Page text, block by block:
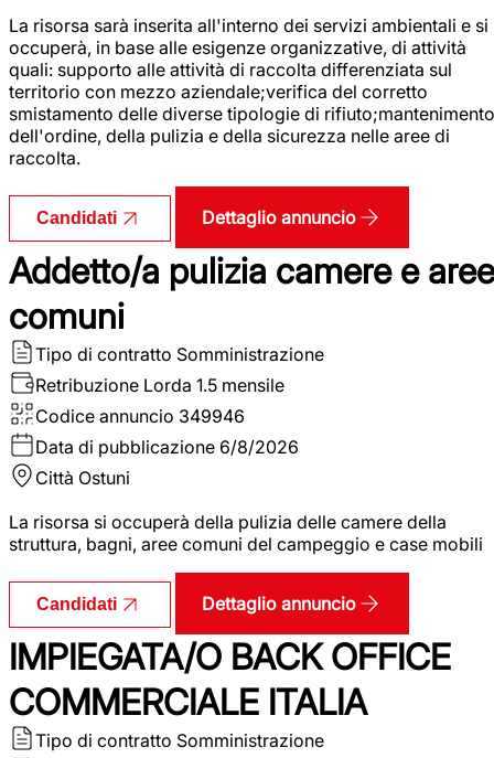
La risorsa sarà inserita all'interno dei servizi ambientali e si
occuperà, in base alle esigenze organizzative, di attività
quali: supporto alle attività di raccolta differenziata sul
territorio con mezzo aziendale;verifica del corretto
smistamento delle diverse tipologie di rifiuto;mantenimento
dell'ordine, della pulizia e della sicurezza nelle aree di
raccolta.
Candidati Dettaglio annuncio
Addetto/a pulizia camere e aree
comuni
Tipo di contratto Somministrazione
Retribuzione Lorda 1.5 mensile
Codice annuncio 349946
Data di pubblicazione 6/8/2026
Città Ostuni
La risorsa si occuperà della pulizia delle camere della
struttura, bagni, aree comuni del campeggio e case mobili
Candidati Dettaglio annuncio
IMPIEGATA/O BACK OFFICE
COMMERCIALE ITALIA
Tipo di contratto Somministrazione